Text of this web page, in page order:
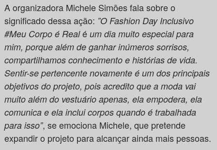
A organizadora Michele Simões fala sobre o
significado dessa ação: ”O Fashion Day Inclusivo
#Meu Corpo é Realéum dia muito especial para
mim, porque além de ganhar inúmeros sorrisos,
compartilhamos conhecimento e histórias de vida.
Sentir-se pertencente novamente é um dos principais
objetivos do projeto, pois acredito que a moda vai
muito além do vestuário apenas, ela empodera, ela
comunica e ela inclui corpos quando é trabalhada
para isso”, se emociona Michele, que pretende
expandir o projeto para alcançar ainda mais pessoas.